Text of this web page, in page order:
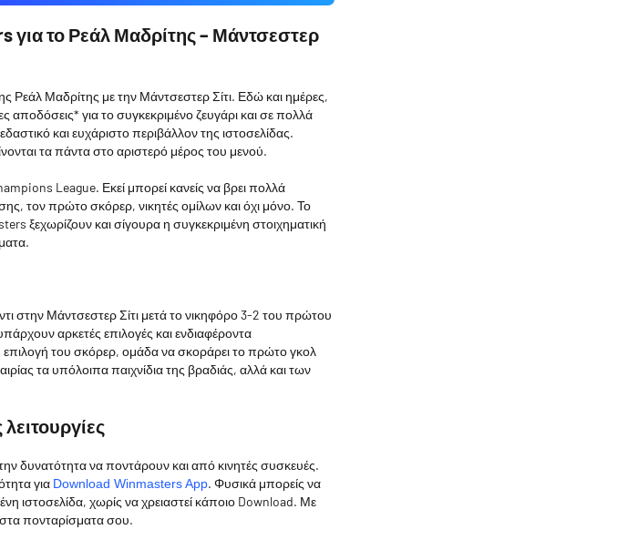
για το Ρεάλ Μαδρίτης – Μάντσεστερ
Ρεάλ Μαδρίτης με την Μάντσεστερ Σίτι. Εδώ και ημέρες,
για το συγκεκριμένο ζευγάρι και σε πολλά
και ευχάριστο περιβάλλον της ιστοσελίδας.
τα πάντα στο αριστερό μέρος του μενού.
League. Εκεί μπορεί κανείς να βρει πολλά
τον πρώτο σκόρερ, νικητές ομίλων και όχι μόνο. Το
ξεχωρίζουν και σίγουρα η συγκεκριμένη στοιχηματική
στην Μάντσεστερ Σίτι μετά το νικηφόρο 3-2 του πρώτου
αρκετές επιλογές και ενδιαφέροντα
του σκόρερ, ομάδα να σκοράρει το πρώτο γκολ
τα υπόλοιπα παιχνίδια της βραδιάς, αλλά και των
δυνατότητα να ποντάρουν και από κινητές συσκευές.
για Download Winmasters App. Φυσικά μπορείς να
ιστοσελίδα, χωρίς να χρειαστεί κάποιο Download. Με
στα πονταρίσματα σου.